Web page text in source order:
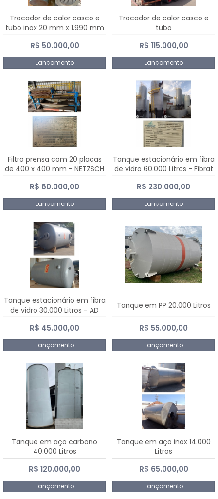
Trocador de calor casco e
tubo inox 20 mm x 1.990 mm
R$ 50.000,00
Lançamento
Trocador de calor casco e
tubo
R$ 115.000,00
Lançamento
Filtro prensa com 20 placas
de 400 x 400 mm - NETZSCH
R$ 60.000,00
Lançamento
Tanque estacionário em fibra
de vidro 60.000 Litros - Fibrat
R$ 230.000,00
Lançamento
Tanque estacionário em fibra
de vidro 30.000 Litros - AD
Fibras
R$ 45.000,00
Lançamento
Tanque em PP 20.000 Litros
R$ 55.000,00
Lançamento
Tanque em aço carbono
40.000 Litros
R$ 120.000,00
Lançamento
Tanque em aço inox 14.000
Litros
R$ 65.000,00
Lançamento